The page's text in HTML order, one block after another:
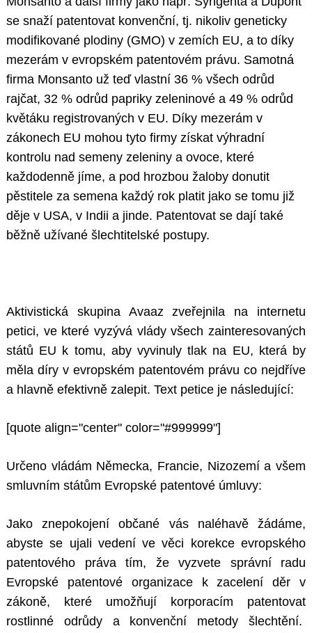
se snaží patentovat konvenční, tj. nikoliv geneticky
modifikované plodiny (GMO) v zemích EU, a to díky
mezerám v evropském patentovém právu. Samotná
firma Monsanto už teď vlastní 36 % všech odrůd
rajčat, 32 % odrůd papriky zeleninové a 49 % odrůd
květáku registrovaných v EU. Díky mezerám v
zákonech EU mohou tyto firmy získat výhradní
kontrolu nad semeny zeleniny a ovoce, které
každodenně jíme, a pod hrozbou žaloby donutit
pěstitele za semena každý rok platit jako se tomu již
děje v USA, v Indii a jinde. Patentovat se dají také
běžně užívané šlechtitelské postupy.
Aktivistická skupina Avaaz zveřejnila na internetu
petici, ve které vyzývá vlády všech zainteresovaných
států EU k tomu, aby vyvinuly tlak na EU, která by
měla díry v evropském patentovém právu co nejdříve
a hlavně efektivně zalepit. Text petice je následující:
[quote align="center" color="#999999"]
Určeno vládám Německa, Francie, Nizozemí a všem
smluvním státům Evropské patentové úmluvy:
Jako znepokojení občané vás naléhavě žádáme,
abyste se ujali vedení ve věci korekce evropského
patentového práva tím, že vyzvete správní radu
Evropské patentové organizace k zacelení děr v
zákoně, které umožňují korporacím patentovat
rostlinné odrůdy a konvenční metody šlechtění.